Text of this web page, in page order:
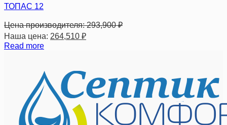
ТОПАС 12
Цена производителя:293,900₽
Наша цена: 264,510 ₽
Read more